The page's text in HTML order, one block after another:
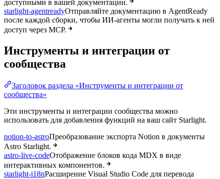
доступными в вашей документации.
starlight-agentreadyОтправляйте документацию в AgentReady
после каждой сборки, чтобы ИИ-агенты могли получать к ней
доступ через MCP.
Инструменты и интеграции от
сообщества
Заголовок раздела «Инструменты и интеграции от
сообщества»
Эти инструменты и интеграции сообщества можно
использовать для добавления функций на ваш сайт Starlight.
notion-to-astroПреобразование экспорта Notion в документы
Astro Starlight.
astro-live-codeОтображение блоков кода MDX в виде
интерактивных компонентов.
starlight-i18nРасширение Visual Studio Code для перевода